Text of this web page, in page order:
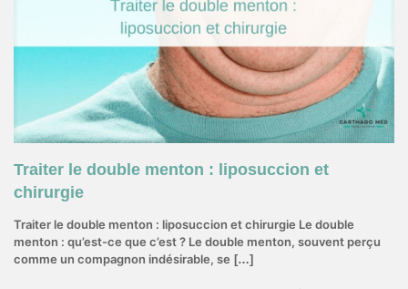
Traiter le double menton : liposuccion et
chirurgie
Traiter le double menton : liposuccion et chirurgie Le double
menton : qu’est-ce que c’est ? Le double menton, souvent perçu
comme un compagnon indésirable, se […]